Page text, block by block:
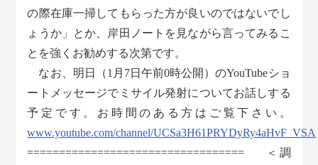
の際在庫一掃してもらった方が良いのではないでし
ょうか」とか、岸田ノートを見ながら言ってみるこ
とを強くお勧めする次第です。
なお、明日（1月7日午前0時公開）のYouTubeショ
ートメッセージでミサイル発射についてお話しする
予定です。お時間のある方はご覧下さい。
www.youtube.com/channel/UCSa3H61PRYDyRy4aHvF_VSA
================================== ＜調